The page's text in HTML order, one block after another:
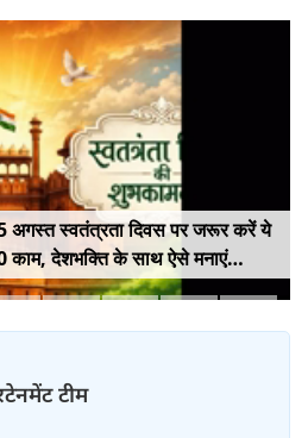
अगस्त स्वतंत्रता दिवस पर जरूर करें ये
काम, देशभक्ति के साथ ऐसे मनाएं
का पर्व
टीम